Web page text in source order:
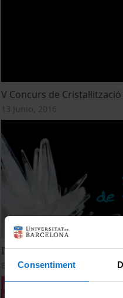
Consentiment
V Concurs de
13 Junio, 2016
IV Concurs de
8 Mayo, 2015